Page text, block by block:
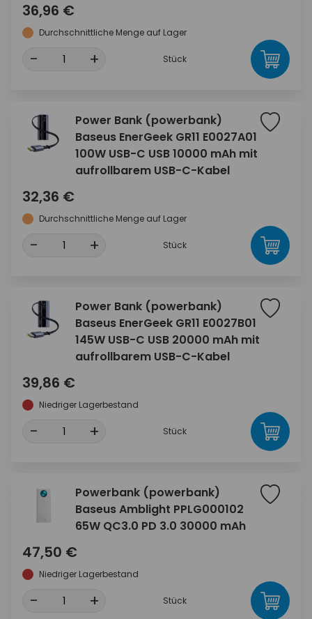
36,96 €
Durchschnittliche Menge auf Lager
- + Stück
Power Bank (powerbank)
Baseus EnerGeek GR11 E0027A01
100W USB-C USB 10000 mAh mit
aufrollbarem USB-C-Kabel
32,36 €
Durchschnittliche Menge auf Lager
- + Stück
Power Bank (powerbank)
Baseus EnerGeek GR11 E0027B01
145W USB-C USB 20000 mAh mit
aufrollbarem USB-C-Kabel
39,86 €
Niedriger Lagerbestand
- + Stück
Powerbank (powerbank)
Baseus Amblight PPLG000102
65W QC3.0 PD 3.0 30000 mAh
47,50 €
Niedriger Lagerbestand
- + Stück